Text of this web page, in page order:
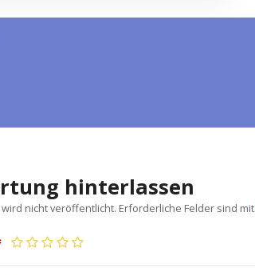
hinterlassen
nicht veröffentlicht. Erforderliche Felder sind mit